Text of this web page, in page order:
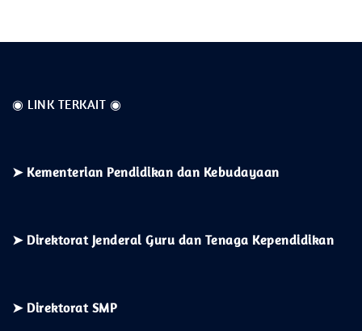
◉ LINK TERKAIT ◉
➤ Kementerian Pendidikan dan Kebudayaan
➤ Direktorat Jenderal Guru dan Tenaga Kependidikan
➤ Direktorat SMP